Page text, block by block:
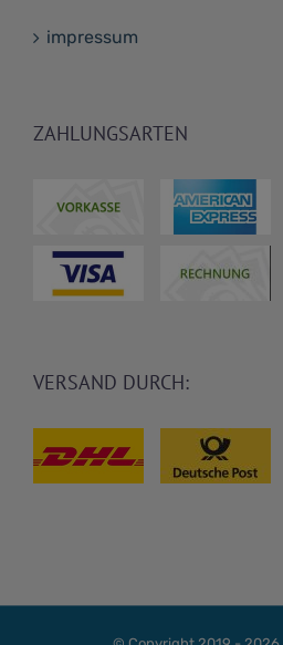
impressum
ZAHLUNGSARTEN
VERSAND DURCH: